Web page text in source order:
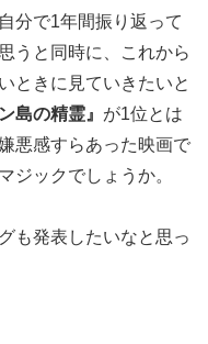
分で1年間振り返って
うと同時に、これから
ときに見ていきたいと
島の精霊』 が1位とは
悪感すらあった映画で
ジックでしょうか。
も発表したいなと思っ